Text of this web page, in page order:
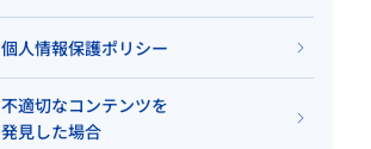
個人情報保護ポリシー
不適切なコンテンツを
発見した場合